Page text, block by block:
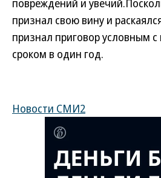
повреждений и увечий.
признал свою вину и
признал приговор условным
сроком в один год.
Новости СМИ2